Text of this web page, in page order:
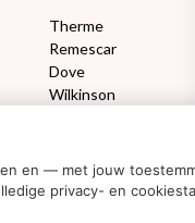
Therme
Remescar
Dove
Wilkinson
en — met jouw
privacy- en